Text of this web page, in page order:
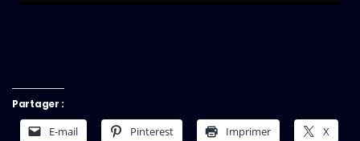
Partager :
E-mail Pinterest Imprimer X